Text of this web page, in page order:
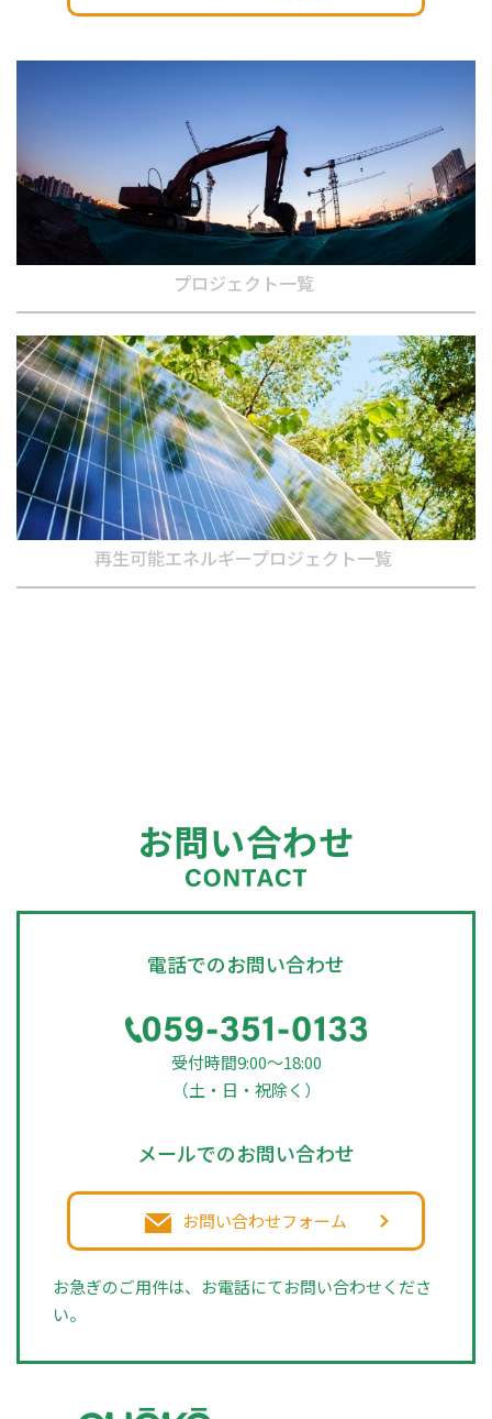
プロジェクト一覧
再生可能エネルギープロジェクト一覧
お問い合わせ
電話でのお問い合わせ
受付時間9:00～18:00
（土・日・祝除く）
メールでのお問い合わせ
お問い合わせフォーム
お急ぎのご用件は、お電話にてお問い合わせくださ
い。